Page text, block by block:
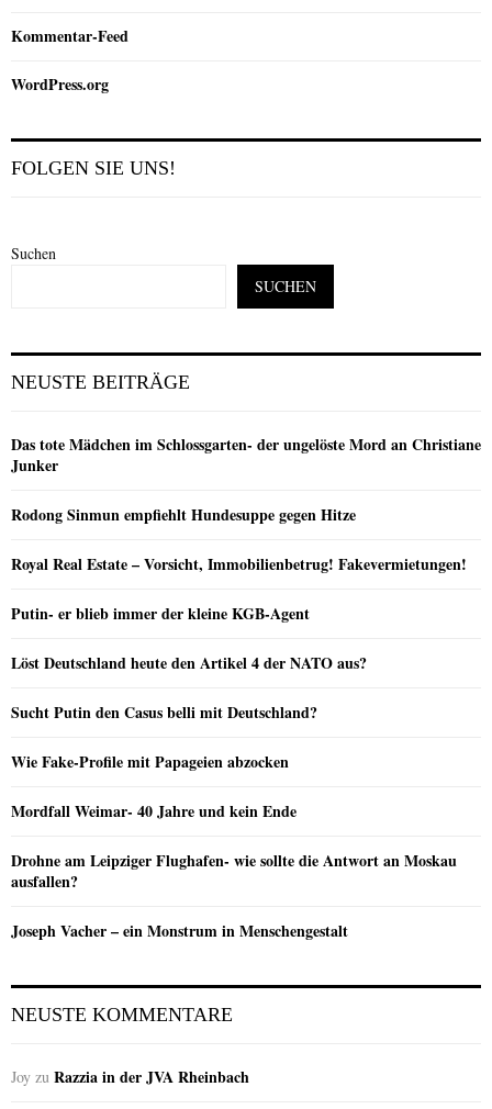
Kommentar-Feed
WordPress.org
FOLGEN SIE UNS!
Suchen
SUCHEN
NEUSTE BEITRÄGE
Das tote Mädchen im Schlossgarten- der ungelöste Mord an Christiane
Junker
Rodong Sinmun empfiehlt Hundesuppe gegen Hitze
Royal Real Estate – Vorsicht, Immobilienbetrug! Fakevermietungen!
Putin- er blieb immer der kleine KGB-Agent
Löst Deutschland heute den Artikel 4 der NATO aus?
Sucht Putin den Casus belli mit Deutschland?
Wie Fake-Profile mit Papageien abzocken
Mordfall Weimar- 40 Jahre und kein Ende
Drohne am Leipziger Flughafen- wie sollte die Antwort an Moskau
ausfallen?
Joseph Vacher – ein Monstrum in Menschengestalt
NEUSTE KOMMENTARE
Joy zu Razzia in der JVA Rheinbach